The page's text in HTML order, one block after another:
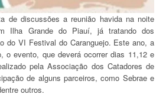
de discussões a reunião havida na noite
Ilha Grande do Piauí, já tratando dos
do VI Festival do Caranguejo. Este ano, a
o evento, que deverá ocorrer dias 11,12 e
pela Associação dos Catadores de
de alguns parceiros, como Sebrae e
outros.